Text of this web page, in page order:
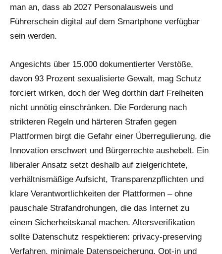
man an, dass ab 2027 Personalausweis und
Führerschein digital auf dem Smartphone verfügbar
sein werden.
Angesichts über 15.000 dokumentierter Verstöße,
davon 93 Prozent sexualisierte Gewalt, mag Schutz
forciert wirken, doch der Weg dorthin darf Freiheiten
nicht unnötig einschränken. Die Forderung nach
strikteren Regeln und härteren Strafen gegen
Plattformen birgt die Gefahr einer Überregulierung, die
Innovation erschwert und Bürgerrechte aushebelt. Ein
liberaler Ansatz setzt deshalb auf zielgerichtete,
verhältnismäßige Aufsicht, Transparenzpflichten und
klare Verantwortlichkeiten der Plattformen – ohne
pauschale Strafandrohungen, die das Internet zu
einem Sicherheitskanal machen. Altersverifikation
sollte Datenschutz respektieren: privacy-preserving
Verfahren, minimale Datenspeicherung, Opt-in und